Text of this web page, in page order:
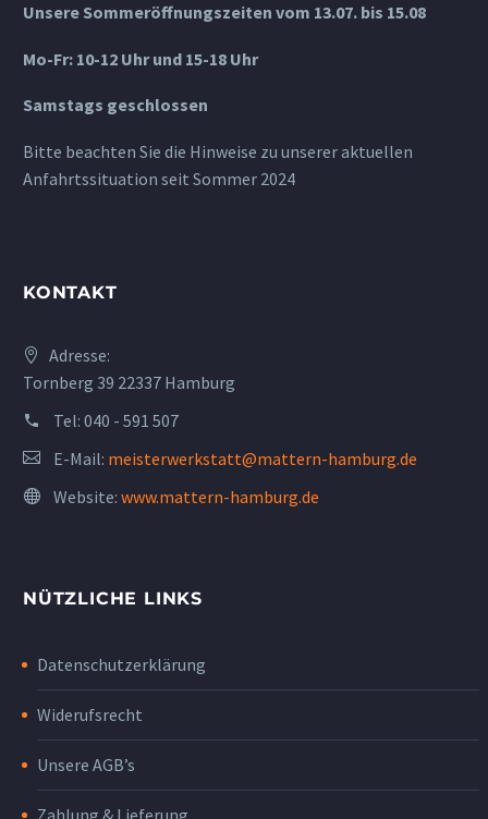
Unsere Sommeröffnungszeiten vom 13.07. bis 15.08
Mo-Fr: 10-12 Uhr und 15-18 Uhr
Samstags geschlossen
Bitte beachten Sie die Hinweise zu unserer aktuellen
Anfahrtssituation seit Sommer 2024
KONTAKT
Adresse:
Tornberg 39 22337 Hamburg
Tel: 040 - 591 507
E-Mail: meisterwerkstatt@mattern-hamburg.de
Website: www.mattern-hamburg.de
NÜTZLICHE LINKS
Datenschutzerklärung
Widerufsrecht
Unsere AGB’s
Zahlung & Lieferung